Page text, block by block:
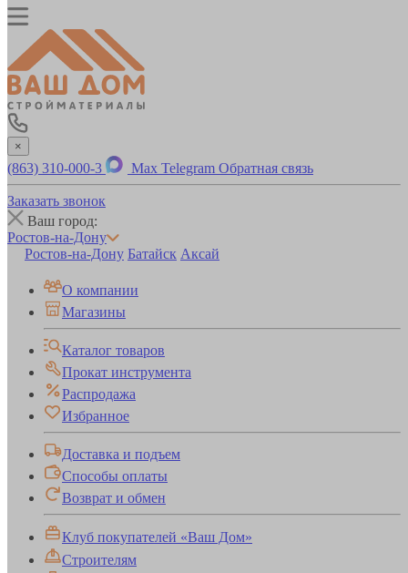
×
(863) 310-000-3 Max Telegram Обратная связь
Заказать звонок
Ваш город:
Ростов-на-Дону
Ростов-на-Дону Батайск Аксай
О компании
Магазины
Каталог товаров
Прокат инструмента
Распродажа
Избранное
Доставка и подъем
Способы оплаты
Возврат и обмен
Клуб покупателей «Ваш Дом»
Строителям